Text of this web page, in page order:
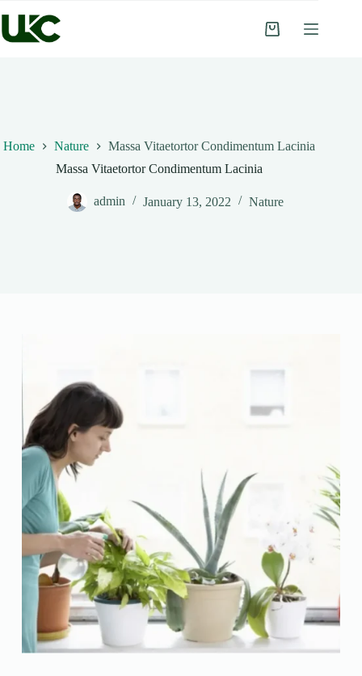
content
Shopping
Home Nature
Massa Vitaetortor Condimentum Lacinia
Massa Vitaetortor Condimentum Lacinia
admin January 13, 2022 Nature